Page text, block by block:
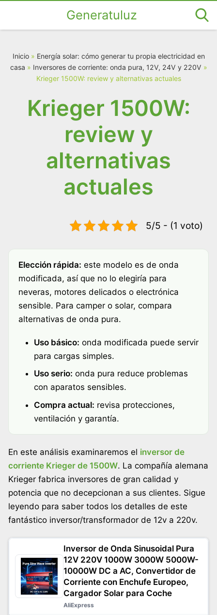
Generatuluz
Inicio» Energía solar: cómo generar tu propia electricidad en
casa » Inversores de corriente: onda pura, 12V, 24V y 220V »
Krieger 1500W: review y alternativas actuales
Krieger 1500W:
review y
alternativas
actuales
5/5 - (1 voto)
Elección rápida: este modelo es de onda
modificada, así que no lo elegiría para
neveras, motores delicados o electrónica
sensible. Para camper o solar, compara
alternativas de onda pura.
Uso básico: onda modificada puede servir
para cargas simples.
Uso serio: onda pura reduce problemas
con aparatos sensibles.
Compra actual: revisa protecciones,
ventilación y garantía.
En este análisis examinaremos el inversor de
corriente Krieger de 1500W. La compañía alemana
Krieger fabrica inversores de gran calidad y
potencia que no decepcionan a sus clientes. Sigue
leyendo para saber todos los detalles de este
fantástico inversor/transformador de 12v a 220v.
Inversor de Onda Sinusoidal Pura
12V 220V 1000W 3000W 5000W-
10000W DC a AC, Convertidor de
Corriente con Enchufe Europeo,
Cargador Solar para Coche
AliExpress